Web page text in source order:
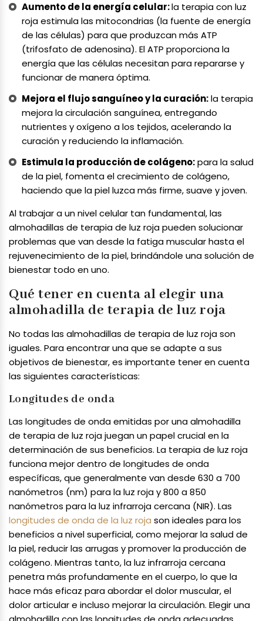
Aumento de la energía celular:la terapia con luz
roja estimula las mitocondrias (la fuente de energía
de las células) para que produzcan más ATP
(trifosfato de adenosina). El ATP proporciona la
energía que las células necesitan para repararse y
funcionar de manera óptima.
Mejora el flujo sanguíneo y la curación:la terapia
mejora la circulación sanguínea, entregando
nutrientes y oxígeno a los tejidos, acelerando la
curación y reduciendo la inflamación.
Estimula la producción de colágeno:para la salud
de la piel, fomenta el crecimiento de colágeno,
haciendo que la piel luzca más firme, suave y joven.
Al trabajar a un nivel celular tan fundamental, las
almohadillas de terapia de luz roja pueden solucionar
problemas que van desde la fatiga muscular hasta el
rejuvenecimiento de la piel, brindándole una solución de
bienestar todo en uno.
Qué tener en cuenta al elegir una
almohadilla de terapia de luz roja
No todas las almohadillas de terapia de luz roja son
iguales. Para encontrar una que se adapte a sus
objetivos de bienestar, es importante tener en cuenta
las siguientes características:
Longitudes de onda
Las longitudes de onda emitidas por una almohadilla
de terapia de luz roja juegan un papel crucial en la
determinación de sus beneficios. La terapia de luz roja
funciona mejor dentro de longitudes de onda
específicas, que generalmente van desde 630 a 700
nanómetros (nm) para la luz roja y 800 a 850
nanómetros para la luz infrarroja cercana (NIR). Las
longitudes de onda de la luz roja son ideales para los
beneficios a nivel superficial, como mejorar la salud de
la piel, reducir las arrugas y promover la producción de
colágeno. Mientras tanto, la luz infrarroja cercana
penetra más profundamente en el cuerpo, lo que la
hace más eficaz para abordar el dolor muscular, el
dolor articular e incluso mejorar la circulación. Elegir una